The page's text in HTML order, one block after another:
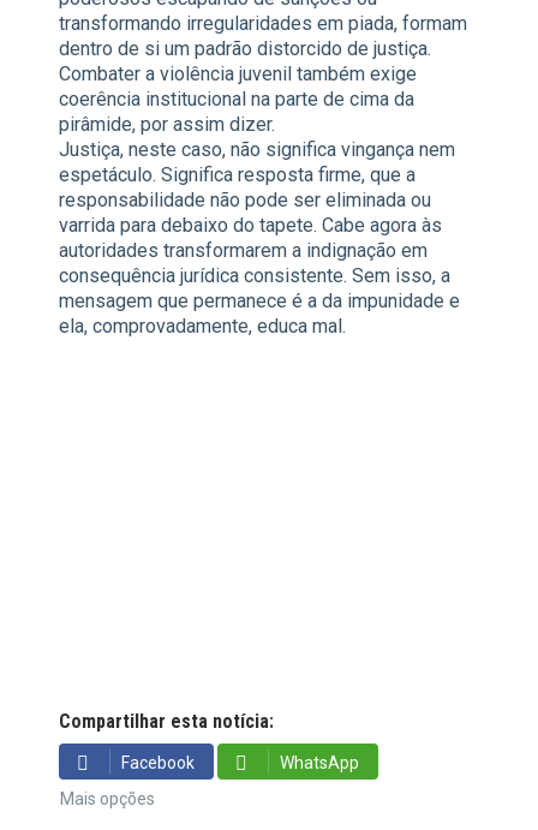
transformando irregularidades em piada, formam
dentro de si um padrão distorcido de justiça.
Combater a violência juvenil também exige
coerência institucional na parte de cima da
pirâmide, por assim dizer.
Justiça, neste caso, não significa vingança nem
espetáculo. Significa resposta firme, que a
responsabilidade não pode ser eliminada ou
varrida para debaixo do tapete. Cabe agora às
autoridades transformarem a indignação em
consequência jurídica consistente. Sem isso, a
mensagem que permanece é a da impunidade e
ela, comprovadamente, educa mal.
Compartilhar esta notícia:
Facebook
WhatsApp
Mais opções